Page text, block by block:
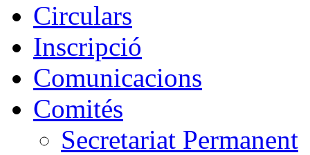
Circulars
Inscripció
Comunicacions
Comités
Secretariat Permanent